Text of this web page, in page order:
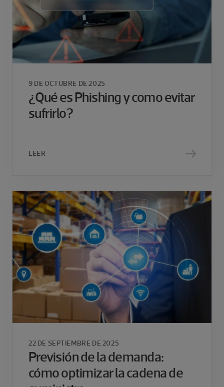
9 DE OCTUBRE DE 2025
¿Qué es Phishing y como evitar
sufrirlo?
LEER
22 DE SEPTIEMBRE DE 2025
Previsión de la demanda:
cómo optimizar la cadena de